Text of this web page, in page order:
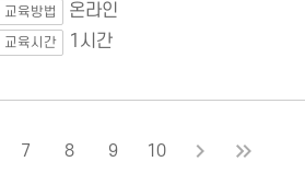
교육방법 온라인
교육시간 1시간
7 8 9 10 다음 마지막